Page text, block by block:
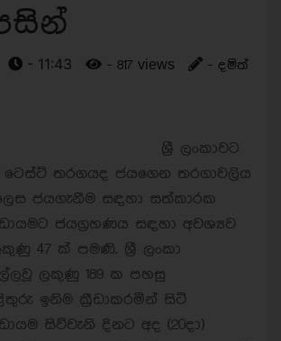
- 11:43 - 817 views
- දමිත්
ශ්‍රී ලංකාවට
ටෙස්ට් තරගයද ජයගෙන තරගාවලිය
ජයගැනීම සඳහා සත්කාරක
ජයග්‍රහණය සඳහා අවශ්‍යව
47 ක් පමණි. ශ්‍රී ලංකා
ලකුණු 189 ක පහසු
ඉනිම ක්‍රීඩාකරමින් සිටි
සිව්වැනි දිනට අද (20දා)